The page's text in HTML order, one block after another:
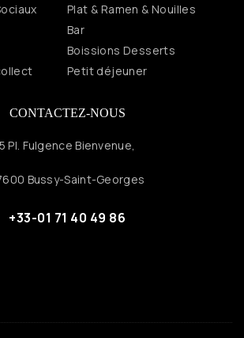
Plat & Ramen & Nouilles
Bar
Boissions Desserts
Petit déjeuner
CONTACTEZ-NOUS
5 Pl. Fulgence Bienvenue,
Bussy-Saint-Georges
+33-01 71 40 49 86